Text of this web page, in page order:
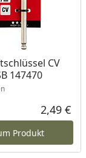
CV
147470
2,49 €
Produkt